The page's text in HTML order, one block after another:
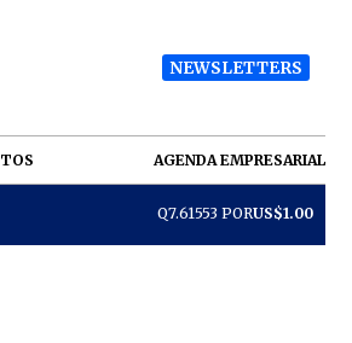
NEWSLETTERS
AGENDA EMPRESARIAL
Q7.61553 PORUS$1.00